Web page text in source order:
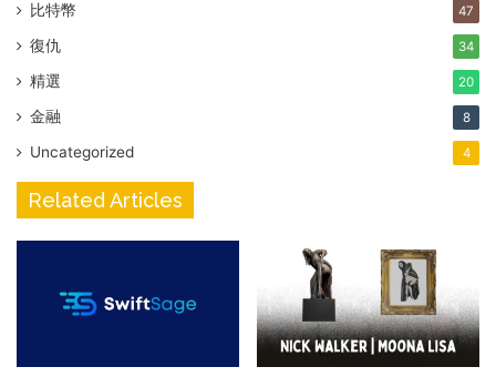
比特幣 47
復仇 34
精選 20
金融 8
Uncategorized 4
Related Articles